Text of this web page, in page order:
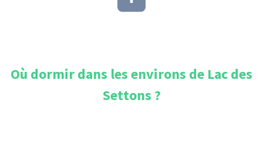
Où dormir dans les environs de Lac des
Settons ?